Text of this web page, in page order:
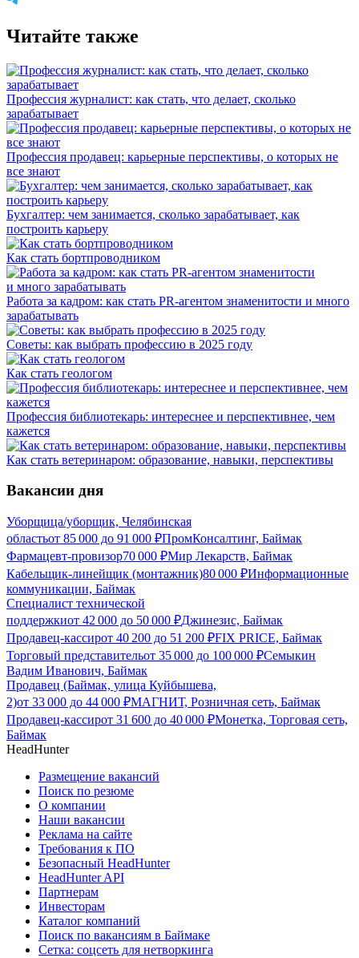
Читайте также
Профессия журналист: как стать, что делает, сколько
зарабатывает
Профессия продавец: карьерные перспективы, о которых не
все знают
Бухгалтер: чем занимается, сколько зарабатывает, как
построить карьеру
Как стать бортпроводником
Работа за кадром: как стать PR-агентом знаменитости и много
зарабатывать
Советы: как выбрать профессию в 2025 году
Как стать геологом
Профессия библиотекарь: интереснее и перспективнее, чем
кажется
Как стать ветеринаром: образование, навыки, перспективы
Вакансии дня
Уборщица/уборщик, Челябинская
областьот 85 000 до 91 000 ₽ПромКонсалтинг, Баймак
Фармацевт-провизор70 000 ₽Мир Лекарств, Баймак
Кабельщик-линейщик (монтажник)80 000 ₽Информационные
коммуникации, Баймак
Специалист технической
поддержкиот 42 000 до 50 000 ₽Джинезис, Баймак
Продавец-кассирот 40 200 до 51 200 ₽FIX PRICE, Баймак
Торговый представительот 35 000 до 100 000 ₽Семыкин
Вадим Иванович, Баймак
Продавец (Баймак, улица Куйбышева,
2)от 33 000 до 44 000 ₽МАГНИТ, Розничная сеть, Баймак
Продавец-кассирот 31 600 до 40 000 ₽Монетка, Торговая сеть,
Баймак
HeadHunter
Размещение вакансий
Поиск по резюме
О компании
Наши вакансии
Реклама на сайте
Требования к ПО
Безопасный HeadHunter
HeadHunter API
Партнерам
Инвесторам
Каталог компаний
Поиск по вакансиям в Баймаке
Сетка: соцсеть для нетворкинга